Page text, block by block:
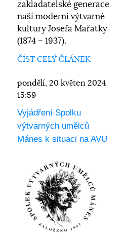
zakladatelské generace
naší moderní výtvarné
kultury Josefa Mařatky
(1874 – 1937).
ČÍST CELÝ ČLÁNEK
pondělí, 20 květen 2024
15:59
Vyjádření Spolku
výtvarných umělců
Mánes k situaci na AVU